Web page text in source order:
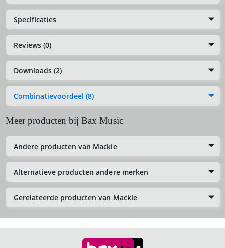
Specificaties
Reviews (0)
Downloads (2)
Combinatievoordeel (8)
Meer producten bij Bax Music
Andere producten van Mackie
Alternatieve producten andere merken
Gerelateerde producten van Mackie